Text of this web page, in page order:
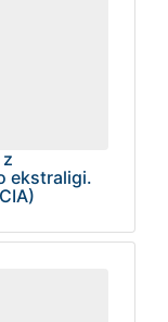
ekstraligi.